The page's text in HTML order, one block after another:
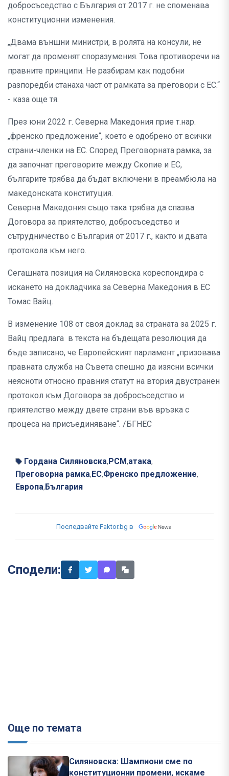
добросъседство с България от 2017 г. не споменава
конституционни изменения.
„Двама външни министри, в ролята на консули, не
могат да променят споразумения. Това противоречи на
правните принципи. Не разбирам как подобни
разпоредби станаха част от рамката за преговори с ЕС.“
- каза още тя.
През юни 2022 г. Северна Македония прие т.нар.
„френско предложение“, което е одобрено от всички
страни-членки на ЕС. Според Преговорната рамка, за
да започнат преговорите между Скопие и ЕС,
българите трябва да бъдат включени в преамбюла на
македонската конституция.
Северна Македония също така трябва да спазва
Договора за приятелство, добросъседство и
сътрудничество с България от 2017 г., както и двата
протокола към него.
Сегашната позиция на Силяновска кореспондира с
искането на докладчика за Северна Македония в ЕС
Томас Вайц.
В изменение 108 от своя доклад за страната за 2025 г.
Вайц предлага в текста на бъдещата резолюция да
бъде записано, че Европейският парламент „призовава
правната служба на Съвета спешно да изясни всички
неясноти относно правния статут на втория двустранен
протокол към Договора за добросъседство и
приятелство между двете страни във връзка с
процеса на присъединяване“. /БГНЕС
Гордана Силяновска, РСМ,атака,
Преговорна рамка, ЕС,Френско предложение,
Европа, България
Последвайте Faktor.bg в
Сподели:
Още по темата
Силяновска: Шампиони сме по
конституционни промени, искаме